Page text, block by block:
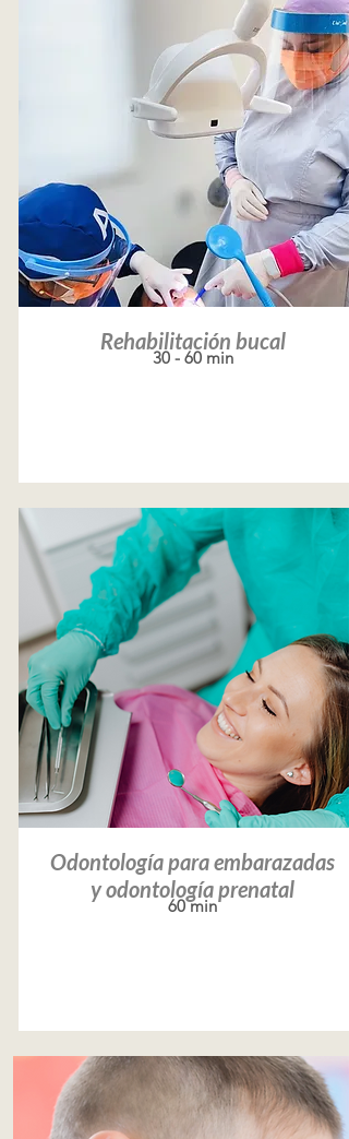
Rehabilitación bucal
30 - 60 min
Odontología para embarazadas
y odontología prenatal
60 min